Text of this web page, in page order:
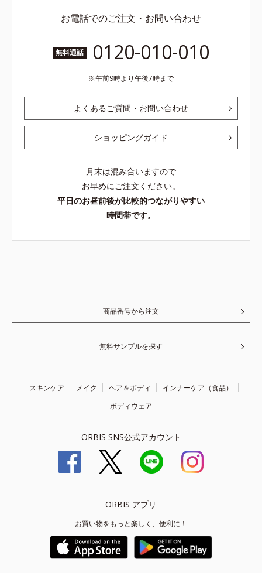
お電話でのご注文・お問い合わせ
無料通話 0120-010-010
午前9時より午後7時まで
よくあるご質問・お問い合わせ
ショッピングガイド
月末は混み合いますので
お早めにご注文ください。
平日のお昼前後が比較的つながりやすい
時間帯です。
商品番号から注文
無料サンプルを探す
スキンケア メイク ヘア＆ボディ
インナーケア（食品）
ボディウェア
ORBIS SNS公式アカウント
ORBIS アプリ
お買い物をもっと楽しく、便利に！